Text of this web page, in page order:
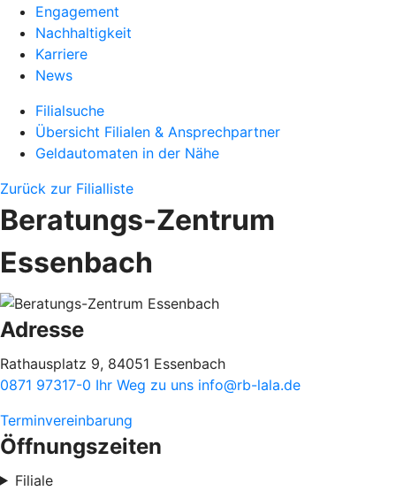
Engagement
Nachhaltigkeit
Karriere
News
Filialsuche
Übersicht Filialen & Ansprechpartner
Geldautomaten in der Nähe
Zurück zur Filialliste
Beratungs-Zentrum
Essenbach
Adresse
Rathausplatz 9, 84051 Essenbach
0871 97317-0 Ihr Weg zu uns info@rb-lala.de
Terminvereinbarung
Öffnungszeiten
Filiale